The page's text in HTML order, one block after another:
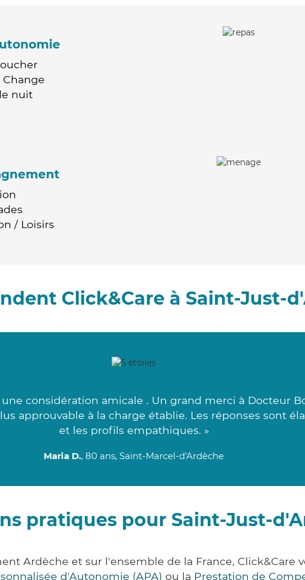
nuit
/ Loisirs
Click&Care à Saint-Just-
considération amicale . Un grand merci à Docteur
approuvable à la charge établie. Les réponses sont
et les profils empathiques. »
Maria D., 80 ans, Saint-Marcel-d'Ardèche
pratiques pour Saint-Just-
Ardèche et sur l'ensemble de la France, Click&Care
d'Autonomie (APA) ou la Prestation de